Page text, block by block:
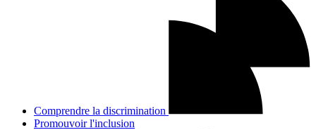
Comprendre la discrimination
Promouvoir l'inclusion